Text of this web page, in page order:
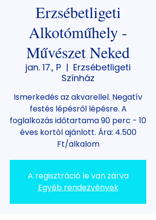
Erzsébetligeti
Alkotóműhely -
Művészet Neked
jan. 17., P
  |
Erzsébetligeti
Színház
Ismerkedés az akvarellel. Negatív
festés lépésről lépésre. A
foglalkozás időtartama 90 perc - 10
éves kortól ajánlott. Ára: 4.500
Ft/alkalom
A regisztráció le van zárva
Egyéb rendezvények